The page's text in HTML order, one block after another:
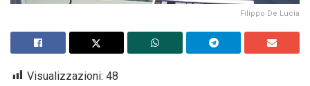
Filippo De Lucia
Visualizzazioni: 48